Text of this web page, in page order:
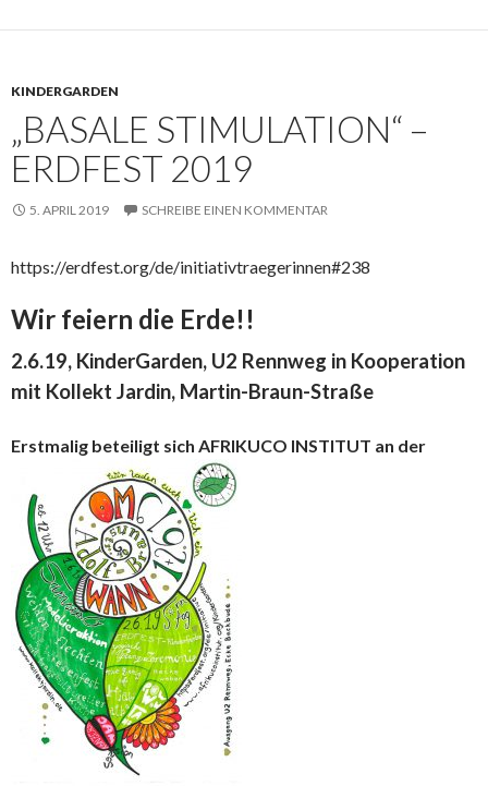
KINDERGARDEN
„BASALE STIMULATION“ –
ERDFEST 2019
5. APRIL 2019 SCHREIBE EINEN KOMMENTAR
https://erdfest.org/de/initiativtraegerinnen#238
Wir feiern die Erde!!
2.6.19, KinderGarden, U2 Rennweg in Kooperation
mit Kollekt Jardin, Martin-Braun-Straße
Erstmalig beteiligt sich AFRIKUCO INSTITUT an der